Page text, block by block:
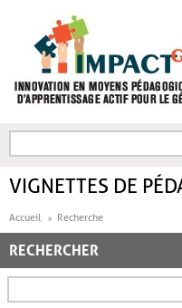
FORMULAIRE DE
VIGNETTES DE
Accueil Recherche
RECHERCHER